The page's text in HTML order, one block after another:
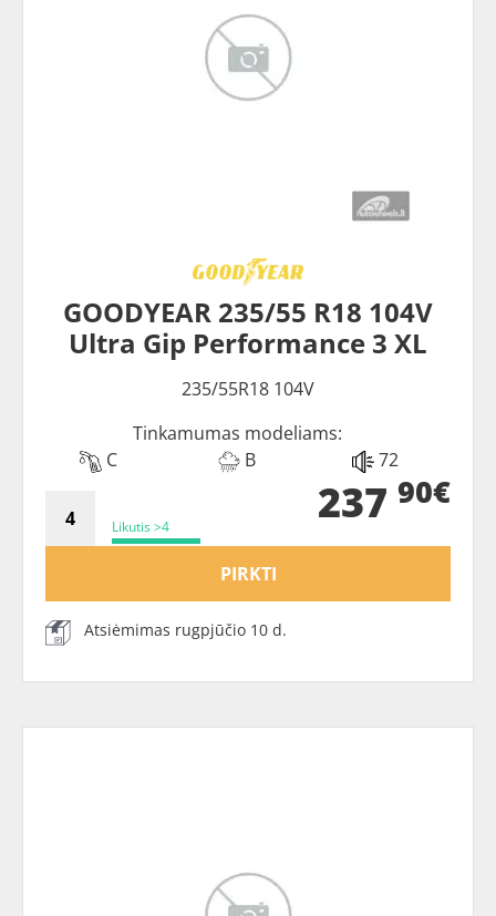
GOODYEAR 235/55 R18 104V
Ultra Gip Performance 3 XL
235/55R18 104V
Tinkamumas modeliams:
C
B 72
Likutis >4 237 90€
PIRKTI
Atsiėmimas rugpjūčio 10 d.